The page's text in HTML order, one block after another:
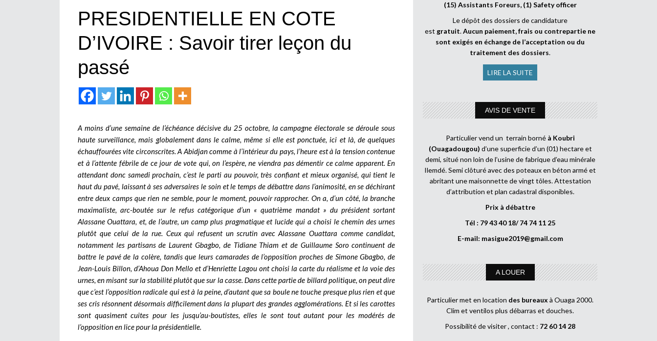
PRESIDENTIELLE EN COTE
D’IVOIRE : Savoir tirer leçon du
passé
A moins d’une semaine de l’échéance décisive du 25 octobre, la campagne électorale se déroule sous
haute surveillance, mais globalement dans le calme, même si elle est ponctuée, ici et là, de quelques
échauffourées vite circonscrites. A Abidjan comme à l’intérieur du pays, l’heure est à la tension contenue
et à l’attente fébrile de ce jour de vote qui, on l’espère, ne viendra pas démentir ce calme apparent. En
attendant donc samedi prochain, c’est le parti au pouvoir, très confiant et mieux organisé, qui tient le
haut du pavé, laissant à ses adversaires le soin et le temps de débattre dans l’animosité, en se déchirant
entre deux camps que rien ne semble, pour le moment, pouvoir rapprocher. On a, d’un côté, la branche
maximaliste, arc-boutée sur le refus catégorique d’un « quatrième mandat » du président sortant
Alassane Ouattara, et, de l’autre, un camp plus pragmatique et lucide qui a choisi le chemin des urnes
plutôt que celui de la rue. Ceux qui refusent un scrutin avec Alassane Ouattara comme candidat,
notamment les partisans de Laurent Gbagbo, de Tidiane Thiam et de Guillaume Soro continuent de
battre le pavé de la colère, tandis que leurs camarades de l’opposition proches de Simone Gbagbo, de
Jean-Louis Billon, d’Ahoua Don Mello et d’Henriette Lagou ont choisi la carte du réalisme et la voie des
urnes, en misant sur la stabilité plutôt que sur la casse. Dans cette partie de billard politique, on peut dire
que c’est l’opposition radicale qui est à la peine, d’autant que sa boule ne touche presque plus rien et que
ses cris résonnent désormais difficilement dans la plupart des grandes agglomérations. Et si les carottes
sont quasiment cuites pour les jusqu’au-boutistes, elles le sont tout autant pour les modérés de
l’opposition en lice pour la présidentielle.
(15) Assistants Foreurs, (1) Safety officer
Le dépôt des dossiers de candidature
est gratuit.Aucun paiement, frais ou contrepartie ne
sont exigés en échange de l’acceptation ou du
traitement des dossiers.
LIRE LA SUITE
AVIS DE VENTE
Particulier vend un terrain borné à Koubri
(Ouagadougou) d’une superficie d’un (01) hectare et
demi, situé non loin de l’usine de fabrique d’eau minérale
Ilemdé. Semi clôturé avec des poteaux en béton armé et
abritant une maisonnette de vingt tôles. Attestation
d’attribution et plan cadastral disponibles.
Prix à débattre
Tél : 79 43 40 18/ 74 74 11 25
E-mail: masigue2019@gmail.com
A LOUER
Particulier met en location des bureaux à Ouaga 2000.
Clim et ventilos plus débarras et douches.
Possibilité de visiter , contact : 72 60 14 28